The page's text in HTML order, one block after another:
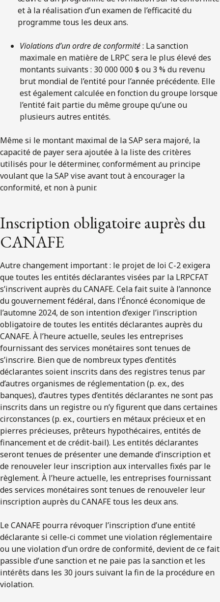
et à la réalisation d’un examen de l’efficacité du
programme tous les deux ans.
Violations d’un ordre de conformité: La sanction
maximale en matière de LRPC sera le plus élevé des
montants suivants : 30 000 000 $ ou 3 % du revenu
brut mondial de l’entité pour l’année précédente. Elle
est également calculée en fonction du groupe lorsque
l’entité fait partie du même groupe qu’une ou
plusieurs autres entités.
Même si le montant maximal de la SAP sera majoré, la
capacité de payer sera ajoutée à la liste des critères
utilisés pour le déterminer, conformément au principe
voulant que la SAP vise avant tout à encourager la
conformité, et non à punir.
Inscription obligatoire auprès du
CANAFE
Autre changement important : le projet de loi C-2 exigera
que toutes les entités déclarantes visées par la LRPCFAT
s’inscrivent auprès du CANAFE. Cela fait suite à l’annonce
du gouvernement fédéral, dans l’Énoncé économique de
l’automne 2024, de son intention d’exiger l’inscription
obligatoire de toutes les entités déclarantes auprès du
CANAFE. À l’heure actuelle, seules les entreprises
fournissant des services monétaires sont tenues de
s’inscrire. Bien que de nombreux types d’entités
déclarantes soient inscrits dans des registres tenus par
d’autres organismes de réglementation (p. ex., des
banques), d’autres types d’entités déclarantes ne sont pas
inscrits dans un registre ou n’y figurent que dans certaines
circonstances (p. ex., courtiers en métaux précieux et en
pierres précieuses, prêteurs hypothécaires, entités de
financement et de crédit-bail). Les entités déclarantes
seront tenues de présenter une demande d’inscription et
de renouveler leur inscription aux intervalles fixés par le
règlement. À l’heure actuelle, les entreprises fournissant
des services monétaires sont tenues de renouveler leur
inscription auprès du CANAFE tous les deux ans.
Le CANAFE pourra révoquer l’inscription d’une entité
déclarante si celle-ci commet une violation réglementaire
ou une violation d’un ordre de conformité, devient de ce fait
passible d’une sanction et ne paie pas la sanction et les
intérêts dans les 30 jours suivant la fin de la procédure en
violation.